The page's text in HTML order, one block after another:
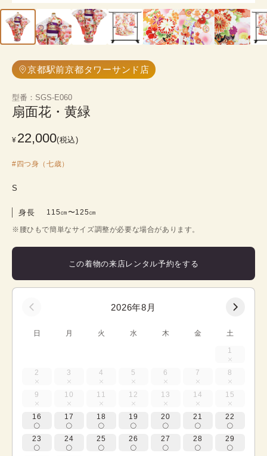
京都駅前京都タワーサンド店
型番 ： SGS-E060
扇面花・黄緑
¥ 22,000(税込)
# 四つ身（七歳）
S
身長 115㎝〜125㎝
※腰ひもで簡単なサイズ調整が必要な場合があります。
この着物の来店レンタル予約をする
2026年8月
日 月 火 水 木 金 土
1
2 3 4 5 6 7 8
9 10 11 12 13 14 15
16 17 18 19 20 21 22
23 24 25 26 27 28 29